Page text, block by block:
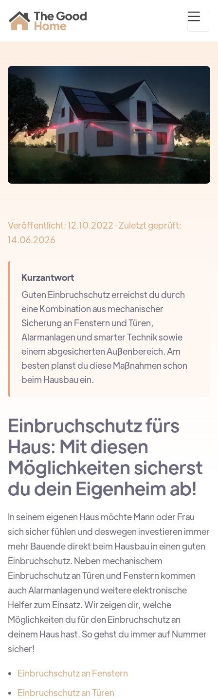
Veröffentlicht:12.10.2022 · Zuletzt geprüft:
14.06.2026
Kurzantwort
Guten Einbruchschutz erreichst du durch
eine Kombination aus mechanischer
Sicherung an Fenstern und Türen,
Alarmanlagen und smarter Technik sowie
einem abgesicherten Außenbereich. Am
besten planst du diese Maßnahmen schon
beim Hausbau ein.
Einbruchschutz fürs
Haus: Mit diesen
Möglichkeiten sicherst
du dein Eigenheim ab!
In seinem eigenen Haus möchte Mann oder Frau
sich sicher fühlen und deswegen investieren immer
mehr Bauende direkt beim Hausbau in einen guten
Einbruchschutz. Neben mechanischem
Einbruchschutz an Türen und Fenstern kommen
auch Alarmanlagen und weitere elektronische
Helfer zum Einsatz. Wir zeigen dir, welche
Möglichkeiten du für den Einbruchschutz an
deinem Haus hast. So gehst du immer auf Nummer
sicher!
Einbruchschutz an Fenstern
Einbruchschutz an Türen